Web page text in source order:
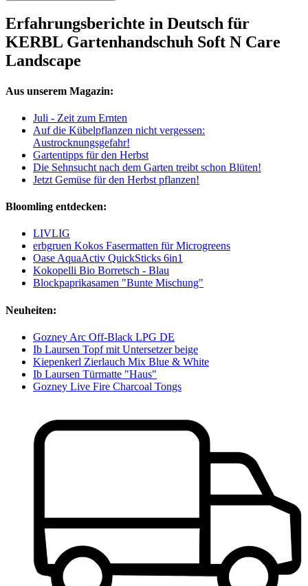
Erfahrungsberichte in Deutsch für
KERBL Gartenhandschuh Soft N Care
Landscape
Aus unserem Magazin:
Juli - Zeit zum Ernten
Auf die Kübelpflanzen nicht vergessen:
Austrocknungsgefahr!
Gartentipps für den Herbst
Die Sehnsucht nach dem Garten treibt schon Blüten!
Jetzt Gemüse für den Herbst pflanzen!
Bloomling entdecken:
LIVLIG
erbgruen Kokos Fasermatten für Microgreens
Oase AquaActiv QuickSticks 6in1
Kokopelli Bio Borretsch - Blau
Blockpaprikasamen "Bunte Mischung"
Neuheiten:
Gozney Arc Off-Black LPG DE
Ib Laursen Topf mit Untersetzer beige
Kiepenkerl Zierlauch Mix Blue & White
Ib Laursen Türmatte "Haus"
Gozney Live Fire Charcoal Tongs